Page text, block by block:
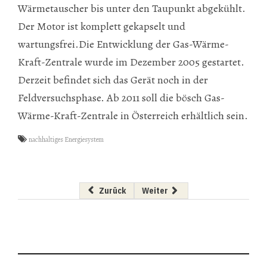
Wärmetauscher bis unter den Taupunkt abgekühlt.
Der Motor ist komplett gekapselt und
wartungsfrei.Die Entwicklung der Gas-Wärme-
Kraft-Zentrale wurde im Dezember 2005 gestartet.
Derzeit befindet sich das Gerät noch in der
Feldversuchsphase. Ab 2011 soll die bösch Gas-
Wärme-Kraft-Zentrale in Österreich erhältlich sein.
nachhaltiges Energiesystem
Vorheriger Beitrag: Städte für Klimaziel
Zurück Nächster Beitrag:
Weiter